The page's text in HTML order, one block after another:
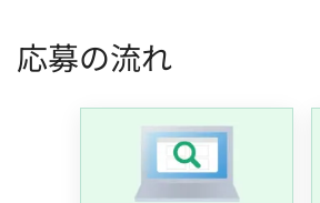
応募の流れ